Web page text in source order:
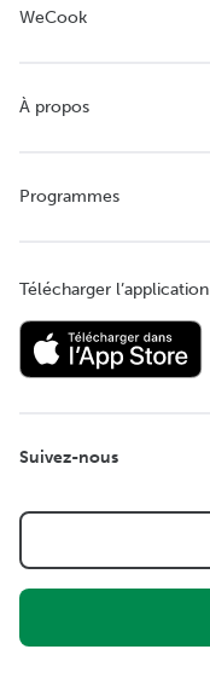
WeCook
À propos
Programmes
Télécharger l’application
Suivez-nous